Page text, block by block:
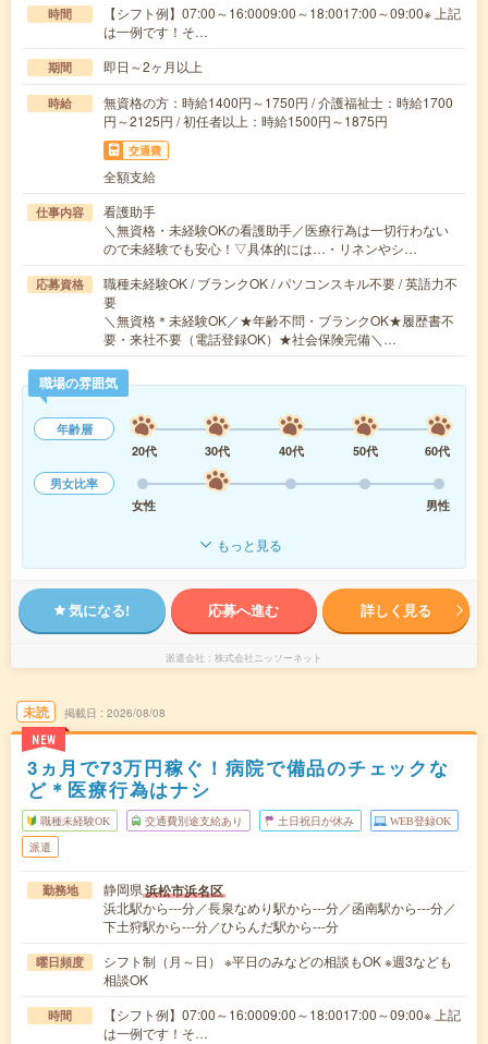
時間
【シフト例】07:00～16:0009:00～18:0017:00～09:00※ 上記
は一例です！そ…
期間 即日～2ヶ月以上
時給
無資格の方：時給1400円～1750円 / 介護福祉士：時給1700
円～2125円 / 初任者以上：時給1500円～1875円
交通費
全額支給
仕事内容
看護助手
＼無資格・未経験OKの看護助手／医療行為は一切行わない
ので未経験でも安心！▽具体的には…・リネンやシ…
応募資格
職種未経験OK / ブランクOK / パソコンスキル不要 / 英語力不
要
＼無資格＊未経験OK／★年齢不問・ブランクOK★履歴書不
要・来社不要（電話登録OK）★社会保険完備＼…
職場の雰囲気
年齢層
20代
30代 40代 50代
60代
男女比率
女性
男性
もっと見る
気になる! 応募へ進む 詳しく見る
派遣会社 株式会社ニッソーネット
未読
NEW
掲載日 2026/08/08
3ヵ月で73万円稼ぐ！病院で備品のチェックな
ど＊医療行為はナシ
職種未経験OK 交通費別途支給あり 土日祝日が休み WEB登録OK
派遣
勤務地 静岡県浜松市浜名区
浜北駅から---分／長泉なめり駅から---分／函南駅から---分／
下土狩駅から---分／ひらんだ駅から---分
曜日頻度
シフト制（月～日） ※平日のみなどの相談もOK ※週3なども
相談OK
時間
【シフト例】07:00～16:0009:00～18:0017:00～09:00※ 上記
は一例です！そ…